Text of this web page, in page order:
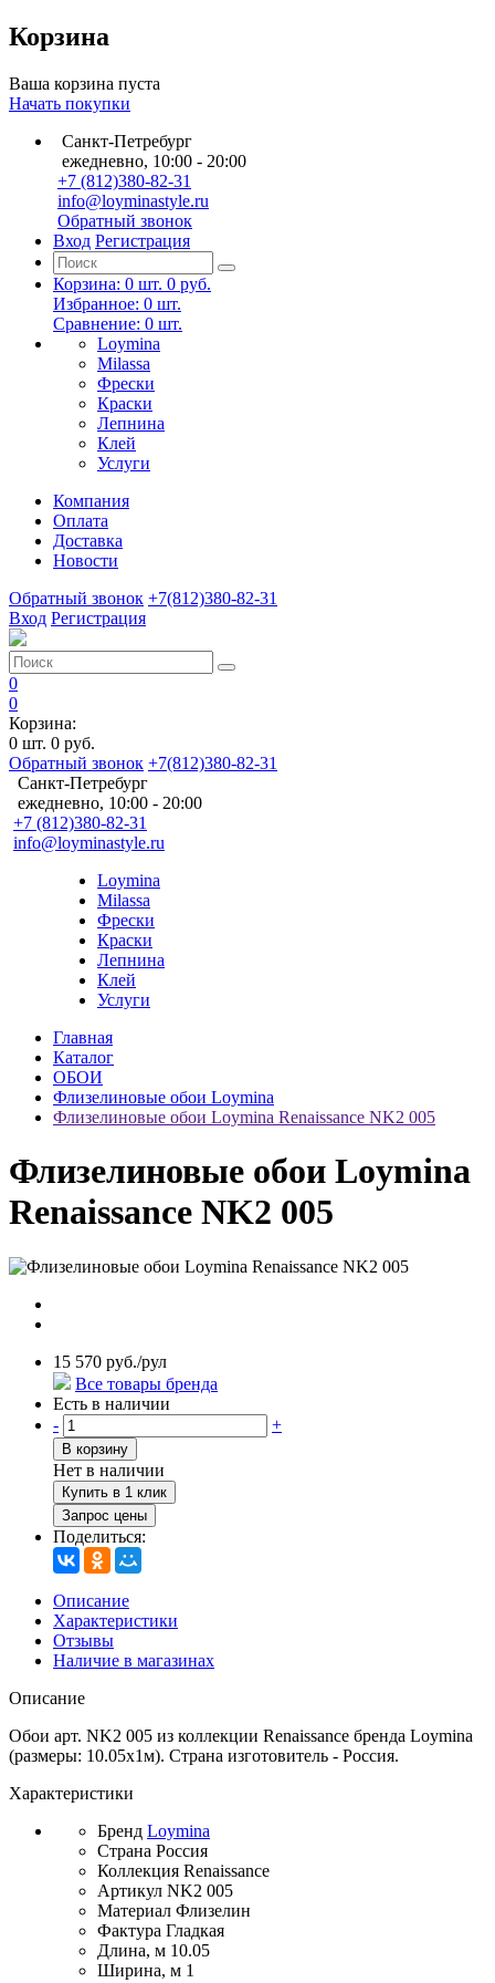
Корзина
Ваша корзина пуста
Начать покупки
Санкт-Петребург
ежедневно, 10:00 - 20:00
+7 (812)380-82-31
info@loyminastyle.ru
Обратный звонок
Вход Регистрация
Корзина: 0 шт. 0 руб.
Избранное: 0 шт.
Сравнение: 0 шт.
Loymina
Milassa
Фрески
Краски
Лепнина
Клей
Услуги
Компания
Оплата
Доставка
Новости
Обратный звонок +7(812)380-82-31
Вход Регистрация
0
0
Корзина:
0 шт. 0 руб.
Обратный звонок +7(812)380-82-31
Санкт-Петребург
ежедневно, 10:00 - 20:00
+7 (812)380-82-31
info@loyminastyle.ru
Loymina
Milassa
Фрески
Краски
Лепнина
Клей
Услуги
Главная
Каталог
ОБОИ
Флизелиновые обои Loymina
Флизелиновые обои Loymina Renaissance NK2 005
Флизелиновые обои Loymina
Renaissance NK2 005
15 570 руб./рул
Все товары бренда
Есть в наличии
-
+
В корзину
Нет в наличии
Купить в 1 клик
Запрос цены
Поделиться:
Описание
Характеристики
Отзывы
Наличие в магазинах
Описание
Обои арт. NK2 005 из коллекции Renaissance бренда Loymina
(размеры: 10.05х1м). Страна изготовитель - Россия.
Характеристики
Бренд Loymina
Страна Россия
Коллекция Renaissance
Артикул NK2 005
Материал Флизелин
Фактура Гладкая
Длина, м 10.05
Ширина, м 1